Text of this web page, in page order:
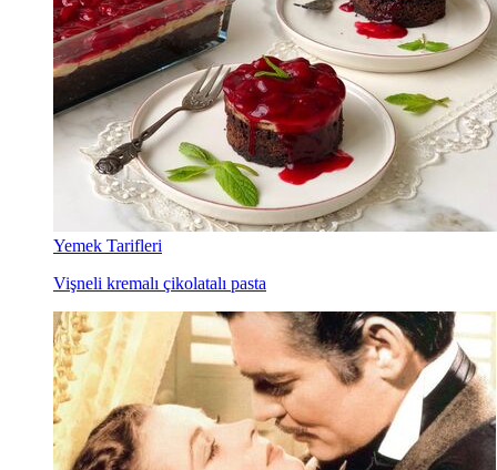
Yemek Tarifleri
Vişneli kremalı çikolatalı pasta